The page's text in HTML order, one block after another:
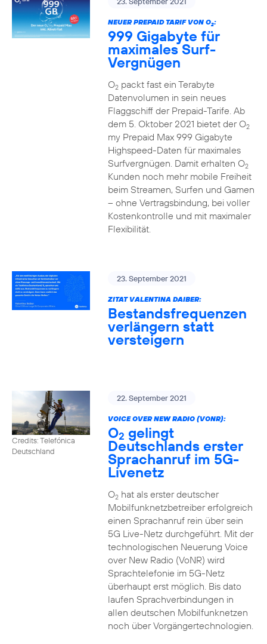
NEUER PREPAID TARIF VON O2:
999 Gigabyte für
maximales Surf-
Vergnügen
O2packt fast ein Terabyte
Datenvolumen in sein neues
Flaggschiff der Prepaid-Tarife. Ab
dem 5. Oktober 2021 bietet der O2
my Prepaid Max 999 Gigabyte
Highspeed-Daten für maximales
Surfvergnügen. Damit erhalten O2
Kunden noch mehr mobile Freiheit
beim Streamen, Surfen und Gamen
– ohne Vertragsbindung, bei voller
Kostenkontrolle und mit maximaler
Flexibilität.
23. September 2021
ZITAT VALENTINA DAIBER:
Bestandsfrequenzen
verlängern statt
versteigern
Credits: Telefónica
Deutschland
22. September 2021
VOICE OVER NEW RADIO (VONR):
O2 gelingt
Deutschlands erster
Sprachanruf im 5G-
Livenetz
O2hat als erster deutscher
Mobilfunknetzbetreiber erfolgreich
einen Sprachanruf rein über sein
5G Live-Netz durchgeführt. Mit der
technologischen Neuerung Voice
over New Radio (VoNR) wird
Sprachtelefonie im 5G-Netz
überhaupt erst möglich. Bis dato
laufen Sprachverbindungen in
allen deutschen Mobilfunknetzen
noch über Vorgängertechnologien.